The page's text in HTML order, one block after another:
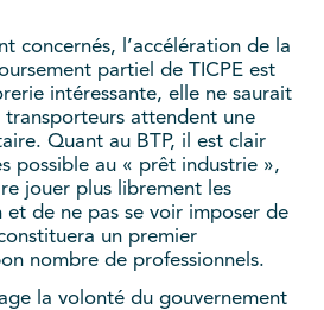
concernés, l’accélération de la
partiel de TICPE est
intéressante, elle ne saurait
transporteurs attendent une
Quant au BTP, il est clair
possible au « prêt industrie »,
jouer plus librement les
et de ne pas se voir imposer de
un premier
nombre de professionnels.
la volonté du gouvernement